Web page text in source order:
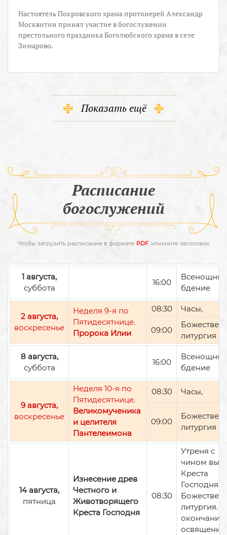
Настоятель Покровского храма протоиерей Александр
Москвитин принял участие в богослужении
престольного праздника Боголюбского храма в селе
Зимарово.
Показать ещё
Расписание
богослужений
Чтобы загрузить расписание в формате PDF, кликните заголовок
1 августа,
суббота
16:00
Всенощное
бдение
2 августа,
воскресенье
Неделя 9-я по
Пятидесятнице.
Пророка Илии
08:30 Часы,
09:00
литургия
8 августа,
суббота
16:00
Всенощное
бдение
9 августа,
воскресенье
Неделя 10-я по
Пятидесятнице.
Великомученика
и целителя
Пантелеимона
08:30 Часы,
09:00
литургия
14 августа,
пятница
Изнесение древ
Честного и
Животворящего
Креста Господня
08:30
Утреня с
чином
Креста
Господня,
литургия.
окончании
освящение